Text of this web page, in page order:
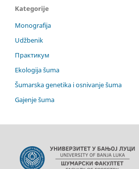
Kategorije
Monografija
Udžbenik
Практикум
Ekologija šuma
Šumarska genetika i osnivanje šuma
Gajenje šuma